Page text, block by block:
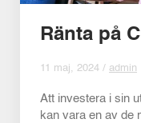
Ränta på
11 maj, 2024 / admin
Att investera i sin
kan vara en av de